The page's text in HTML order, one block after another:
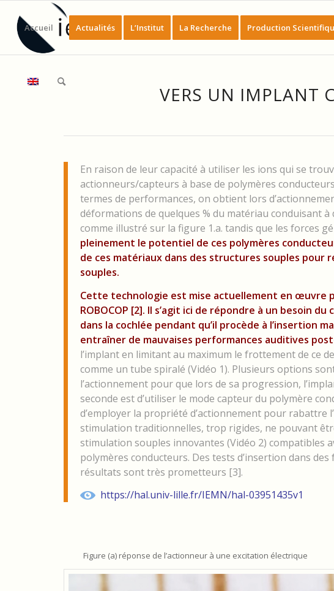
Accueil Actualités L’Institut La Recherche Production
VERS UN IMPLANT
En raison de leur capacité à utiliser les ions qui se
actionneurs/capteurs à base de polymères
termes de performances, on obtient lors
déformations de quelques % du matériau conduisant
comme illustré sur la figure 1.a. tandis que les forces
pleinement le potentiel de ces polymères
de ces matériaux dans des structures souples pour
souples.
Cette technologie est mise actuellement en œuvre
ROBOCOP [2]. Il s’agit ici de répondre à un besoin
dans la cochlée pendant qu’il procède à l’insertion
entraîner de mauvaises performances auditives
l’implant en limitant au maximum le frottement de ce
comme un tube spiralé (Vidéo 1). Plusieurs options
l’actionnement pour que lors de sa progression,
seconde est d’utiliser le mode capteur du polymère
d’employer la propriété d’actionnement pour rabattre
stimulation traditionnelles, trop rigides, ne pouvant
stimulation souples innovantes (Vidéo 2) compatibles
polymères conducteurs. Des tests d’insertion dans
résultats sont très prometteurs [3].
https://hal.univ-lille.fr/IEMN/hal-03951435v1
Figure (a) réponse de l’actionneur à une excitation électrique